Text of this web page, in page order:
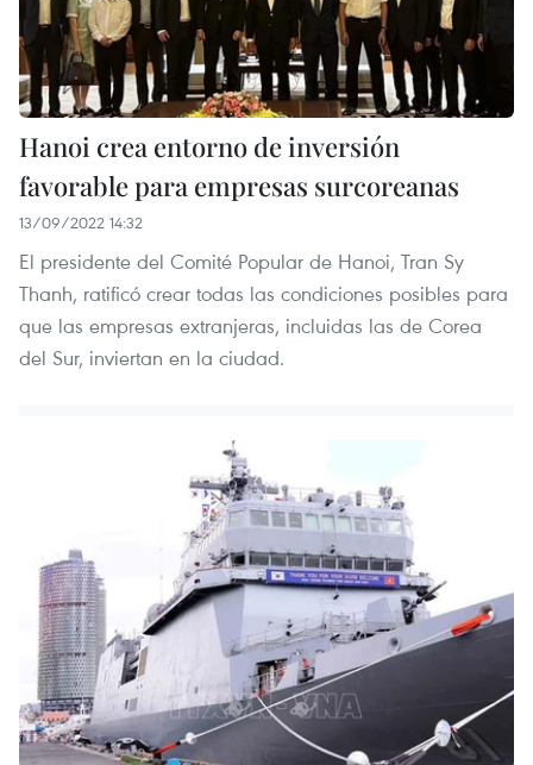
Hanoi crea entorno de inversión
favorable para empresas surcoreanas
13/09/2022 14:32
El presidente del Comité Popular de Hanoi, Tran Sy
Thanh, ratificó crear todas las condiciones posibles para
que las empresas extranjeras, incluidas las de Corea
del Sur, inviertan en la ciudad.